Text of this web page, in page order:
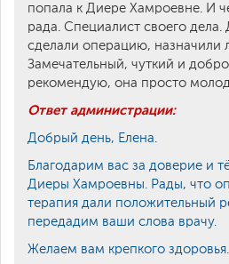
попала к Диере Хамроевне. И
рада. Специалист своего дела.
сделали операцию, назначили
Замечательный, чуткий и
рекомендую, она просто
Ответ администрации:
Добрый день, Елена.
Благодарим вас за доверие и
Диеры Хамроевны. Рады, что
терапия дали положительный
передадим ваши слова врачу.
Желаем вам крепкого здоровья.